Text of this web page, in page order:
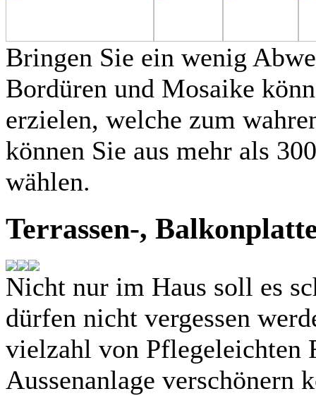
Bringen Sie ein wenig
Bordüren und Mosaike
erzielen, welche zum
können Sie aus mehr als
wählen.
Terrassen-,
Nicht nur im Haus soll es
dürfen nicht vergessen
vielzahl von Pflegeleichten
Aussenanlage verschönern